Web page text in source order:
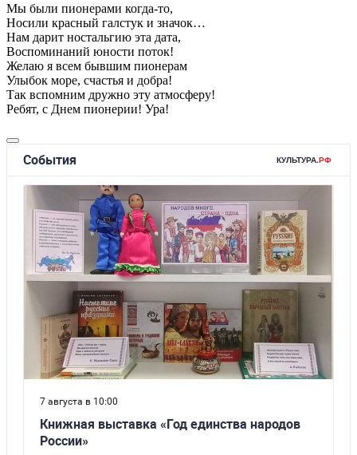
Мы были пионерами когда-то,
Носили красный галстук и значок…
Нам дарит ностальгию эта дата,
Воспоминаний юности поток!
Желаю я всем бывшим пионерам
Улыбок море, счастья и добра!
Так вспомним дружно эту атмосферу!
Ребят, с Днем пионерии! Ура!